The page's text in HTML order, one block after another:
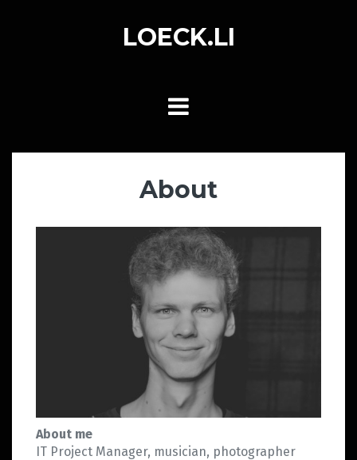
LOECK.LI
About
About me
IT Project Manager, musician, photographer